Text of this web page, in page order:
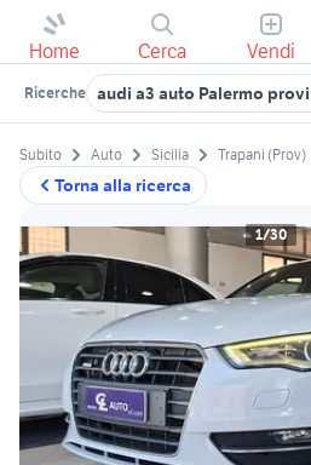
Home Cerca Vendi
Ricerche audi a3 auto Palermo
Torna alla ricerca
Subito Auto Sicilia Trapani (Prov)
1/30